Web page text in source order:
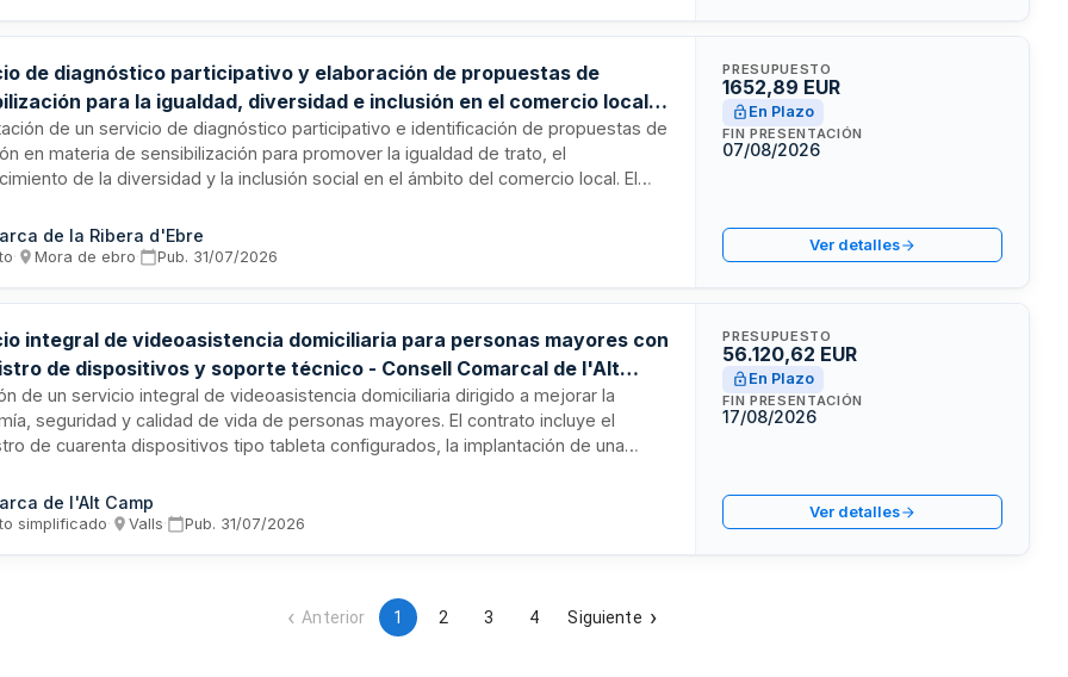
por la administración local mediante reuniones presenciales
de diagnóstico participativo y elaboración de propuestas de
para la igualdad, diversidad e inclusión en el comercio local
Comarcal de la Ribera d'Ebre
de un servicio de diagnóstico participativo e identificación de propuestas de
en materia de sensibilización para promover la igualdad de trato, el
de la diversidad y la inclusión social en el ámbito del comercio local. El
participativa dirigido a fortalecer políticas inclusivas y de no
en el sector comercial minorista de la comarca.
de la Ribera d'Ebre
· Mora de ebro· Pub. 31/07/2026
PRESUPUESTO
1652,89 EUR
En Plazo
FIN PRESENTACIÓN
07/08/2026
Ver detalles
integral de videoasistencia domiciliaria para personas mayores con
de dispositivos y soporte técnico - Consell Comarcal de l'Alt
de un servicio integral de videoasistencia domiciliaria dirigido a mejorar la
seguridad y calidad de vida de personas mayores. El contrato incluye el
de cuarenta dispositivos tipo tableta configurados, la implantación de una
así como soporte técnico y mantenimiento operativo durante toda la ejecución.
Comarcal de l'Alt Camp licita esta solución para garantizar la interoperabilidad
de l'Alt Camp
simplificado· Valls· Pub. 31/07/2026
PRESUPUESTO
56.120,62 EUR
En Plazo
FIN PRESENTACIÓN
17/08/2026
Ver detalles
Anterior 1 2 3 4 Siguiente